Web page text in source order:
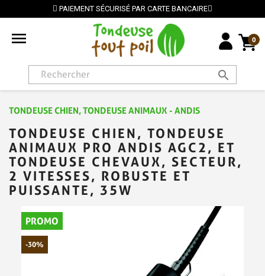
PAIEMENT SÉCURISÉ PAR CARTE BANCAIRE
 0
search
TONDEUSE CHIEN, TONDEUSE ANIMAUX - ANDIS
TONDEUSE CHIEN, TONDEUSE
ANIMAUX PRO ANDIS AGC2, ET
TONDEUSE CHEVAUX, SECTEUR,
2 VITESSES, ROBUSTE ET
PUISSANTE, 35W
PROMO
-30%